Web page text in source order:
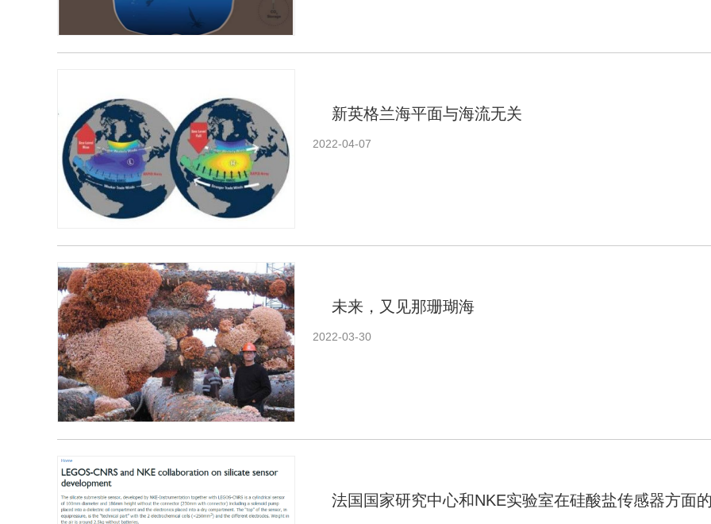
新英格兰海平面与海流无关
2022-04-07
未来，又见那珊瑚海
2022-03-30
法国国家研究中心和NKE实验室在硅酸盐传感器方面